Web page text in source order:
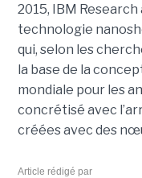
2015, IBM
technologie
qui, selon les
la base de la
mondiale pour les
concrétisé avec
créées avec des
Article rédigé par